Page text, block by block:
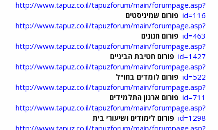
http://www.tapuz.co.il/tapuzforum/main/forumpage.asp?
id=116 פורום שמיניסטים
http://www.tapuz.co.il/tapuzforum/main/forumpage.asp?
id=463 פורום חנונים
http://www.tapuz.co.il/tapuzforum/main/forumpage.asp?
id=1427 פורום חטיבת הביניים
http://www.tapuz.co.il/tapuzforum/main/forumpage.asp?
id=522 פורום לומדים בחו"ל
http://www.tapuz.co.il/tapuzforum/main/forumpage.asp?
id=711 פורום ארגון התלמידים
http://www.tapuz.co.il/tapuzforum/main/forumpage.asp?
id=1298 פורום לימודים ושיעורי בית
http://www.tapuz.co.il/tapuzforum/main/forumpage.asp?